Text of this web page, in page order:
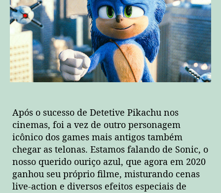
Após o sucesso de Detetive Pikachu nos
cinemas, foi a vez de outro personagem
icônico dos games mais antigos também
chegar as telonas. Estamos falando de Sonic, o
nosso querido ouriço azul, que agora em 2020
ganhou seu próprio filme, misturando cenas
live-action e diversos efeitos especiais de